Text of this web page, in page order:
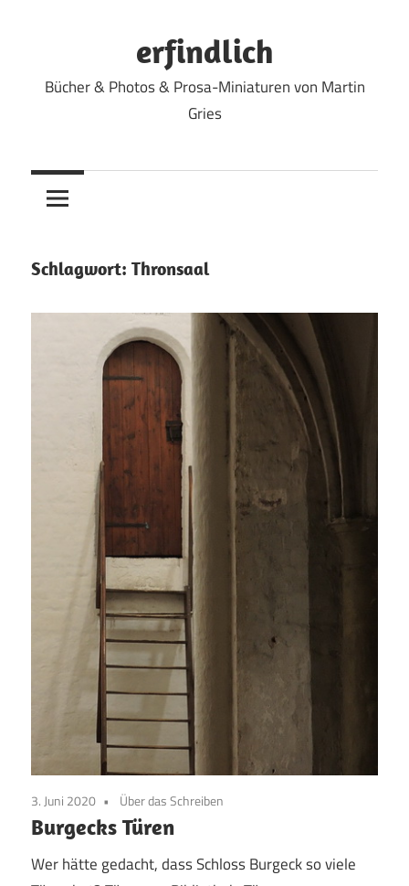
erfindlich
Bücher & Photos & Prosa-Miniaturen von Martin
Gries
Schlagwort: Thronsaal
3. Juni 2020 Über das Schreiben
Burgecks Türen
Wer hätte gedacht, dass Schloss Burgeck so viele